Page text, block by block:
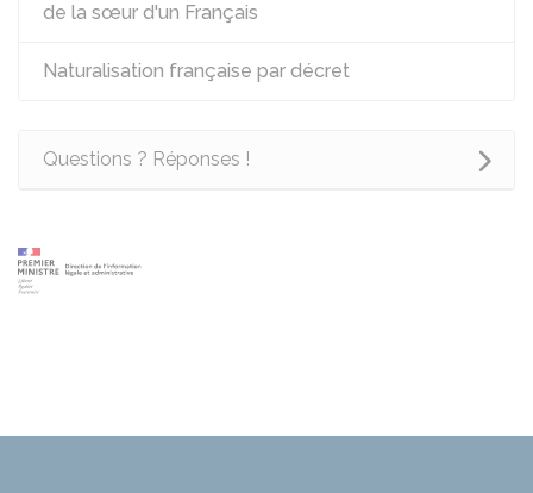
de la sœur d'un Français
Naturalisation française par décret
Questions ? Réponses !